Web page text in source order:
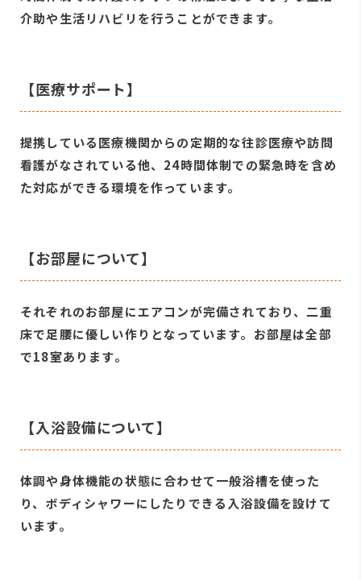
介助や生活リハビリを行うことができます。
【医療サポート】
提携している医療機関からの定期的な往診医療や訪問
看護がなされている他、24時間体制での緊急時を含め
た対応ができる環境を作っています。
【お部屋について】
それぞれのお部屋にエアコンが完備されており、二重
床で足腰に優しい作りとなっています。お部屋は全部
で18室あります。
【入浴設備について】
体調や身体機能の状態に合わせて一般浴槽を使った
り、ボディシャワーにしたりできる入浴設備を設けて
います。